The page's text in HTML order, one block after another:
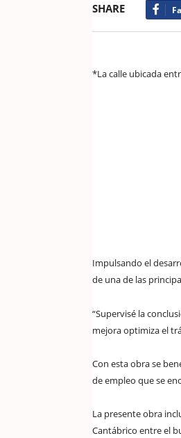
SHARE
*La calle ubicada
Impulsando el
de una de las
“Supervisé la
mejora optimiza el
Con esta obra se
de empleo que se
La presente obra
Cantábrico entre el